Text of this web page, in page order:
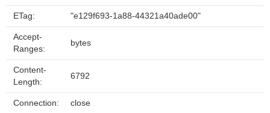
ETag: "e129f693-1a88-44321a40ade00"
Accept-
Ranges:
bytes
Content-
Length:
6792
Connection: close